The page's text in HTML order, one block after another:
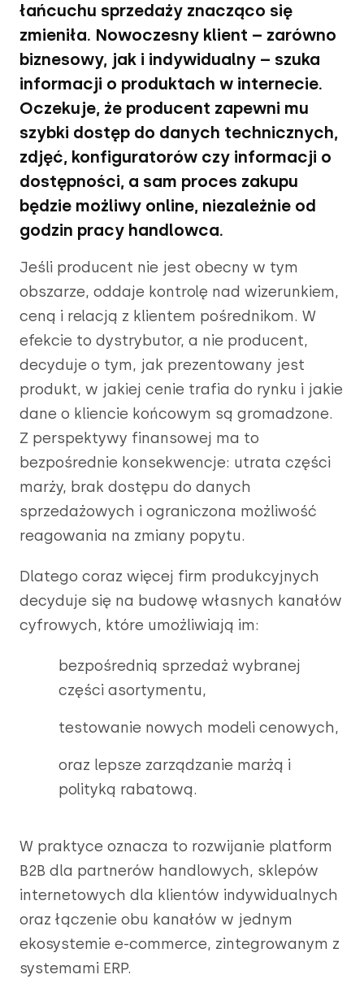
łańcuchu sprzedaży znacząco się
zmieniła. Nowoczesny klient – zarówno
biznesowy, jak i indywidualny – szuka
informacji o produktach w internecie.
Oczekuje, że producent zapewni mu
szybki dostęp do danych technicznych,
zdjęć, konfiguratorów czy informacji o
dostępności, a sam proces zakupu
będzie możliwy online, niezależnie od
godzin pracy handlowca.
Jeśli producent nie jest obecny w tym
obszarze, oddaje kontrolę nad wizerunkiem,
ceną i relacją z klientem pośrednikom. W
efekcie to dystrybutor, a nie producent,
decyduje o tym, jak prezentowany jest
produkt, w jakiej cenie trafia do rynku i jakie
dane o kliencie końcowym są gromadzone.
Z perspektywy finansowej ma to
bezpośrednie konsekwencje: utrata części
marży, brak dostępu do danych
sprzedażowych i ograniczona możliwość
reagowania na zmiany popytu.
Dlatego coraz więcej firm produkcyjnych
decyduje się na budowę własnych kanałów
cyfrowych, które umożliwiają im:
bezpośrednią sprzedaż wybranej
części asortymentu,
testowanie nowych modeli cenowych,
oraz lepsze zarządzanie marżą i
polityką rabatową.
W praktyce oznacza to rozwijanie platform
B2B dla partnerów handlowych, sklepów
internetowych dla klientów indywidualnych
oraz łączenie obu kanałów w jednym
ekosystemie e-commerce, zintegrowanym z
systemami ERP.